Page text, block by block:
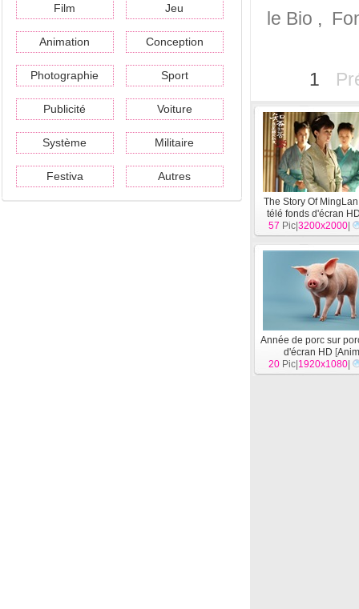
Film Jeu
Animation Conception
Photographie Sport
Publicité Voiture
Système Militaire
Festiva Autres
le Bio ,
1
The Story Of
télé fonds d'écran
57 Pic|3200x2000
Année de porc sur
d'écran HD [
20 Pic| 1920x1080